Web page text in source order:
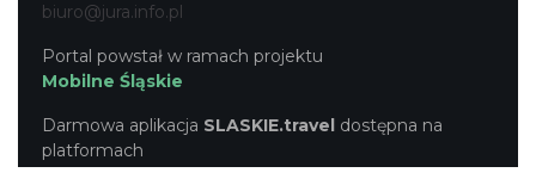
biuro@jura.info.pl
Portal powstał w ramach projektu
Mobilne Śląskie
Darmowa aplikacja SLASKIE.travel dostępna na
platformach